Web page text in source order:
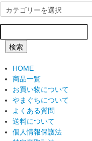
検索
HOME
商品一覧
お買い物について
やまぐちについて
よくある質問
送料について
個人情報保護法